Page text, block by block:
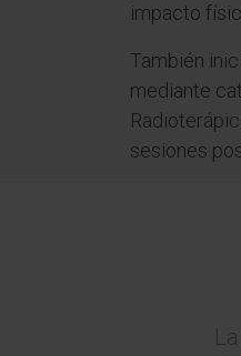
impacto
También
mediante
sesiones